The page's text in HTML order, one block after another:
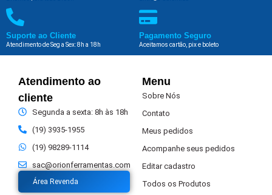
Suporte ao Cliente
Atendimento de Seg a Sex: 8h a 18h
Pagamento Seguro
Aceitamos cartão, pix e boleto
Atendimento ao
cliente
Segunda a sexta: 8h às 18h
(19) 3935-1955
(19) 98289-1114
sac@orionferramentas.com
Área Revenda
Menu
Sobre Nós
Contato
Meus pedidos
Acompanhe seus pedidos
Editar cadastro
Todos os Produtos